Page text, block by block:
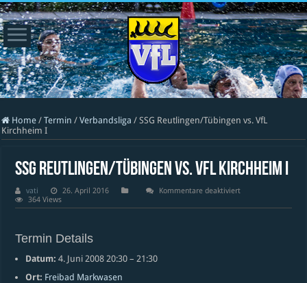
Home / Termin / Verbandsliga / SSG Reutlingen/Tübingen vs. VfL
Kirchheim I
SSG Reutlingen/Tübingen vs. VfL Kirchheim I
vati 26. April 2016 Kommentare deaktiviertfür
Reutlingen/
364 Views
Termin Details
Datum: 4. Juni 2008 20:30 –21:30
Ort: Freibad Markwasen